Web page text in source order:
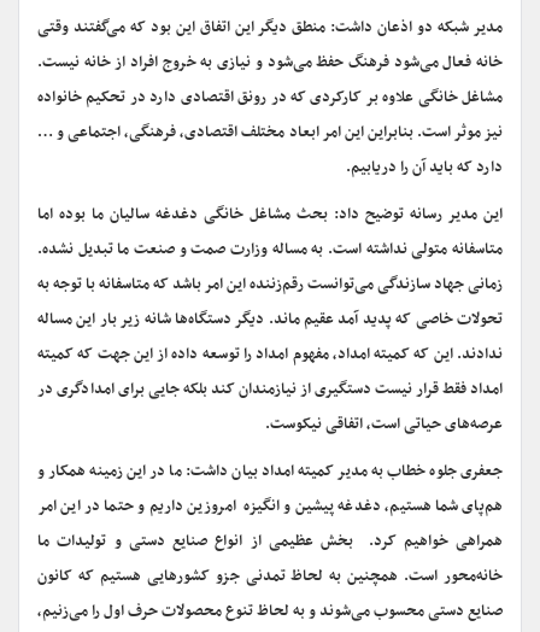
مدیر شبکه دو اذعان داشت: منطق دیگر این اتفاق این بود که می‌گفتند وقتی
خانه فعال می‌شود فرهنگ حفظ می‌شود و نیازی به خروج افراد از خانه نیست.
مشاغل خانگی علاوه بر کارکردی که در رونق اقتصادی دارد در تحکیم خانواده
نیز موثر است. بنابراین این امر ابعاد مختلف اقتصادی، فرهنگی، اجتماعی و …
دارد که باید آن را دریابیم.
این مدیر رسانه توضیح داد: بحث مشاغل خانگی دغدغه سالیان ما بوده اما
متاسفانه متولی نداشته است. به مساله وزارت صمت و صنعت ما تبدیل نشده.
زمانی جهاد سازندگی می‌توانست رقم‌زننده این امر باشد که متاسفانه با توجه به
تحولات خاصی که پدید آمد عقیم ماند. دیگر دستگاه‌ها شانه زیر بار این مساله
ندادند. این که کمیته امداد، مفهوم امداد را توسعه داده از این جهت که کمیته
امداد فقط قرار نیست دستگیری از نیازمندان کند بلکه جایی برای امدادگری در
عرصه‌های حیاتی است، اتفاقی نیکوست.
جعفری جلوه خطاب به مدیر کمیته امداد بیان داشت: ما در این زمینه همکار و
هم‌پای شما هستیم، دغدغه پیشین و انگیزه امروزین داریم و حتما در این امر
همراهی خواهیم کرد. بخش عظیمی از انواع صنایع دستی و تولیدات ما
خانه‌محور است. همچنین به لحاظ تمدنی جزو کشورهایی هستیم که کانون
صنایع دستی محسوب می‌شوند و به لحاظ تنوع محصولات حرف اول را می‌زنیم،